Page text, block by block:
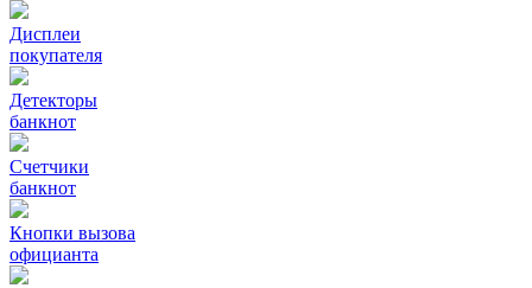
Дисплеи
покупателя
Детекторы
банкнот
Счетчики
банкнот
Кнопки вызова
официанта